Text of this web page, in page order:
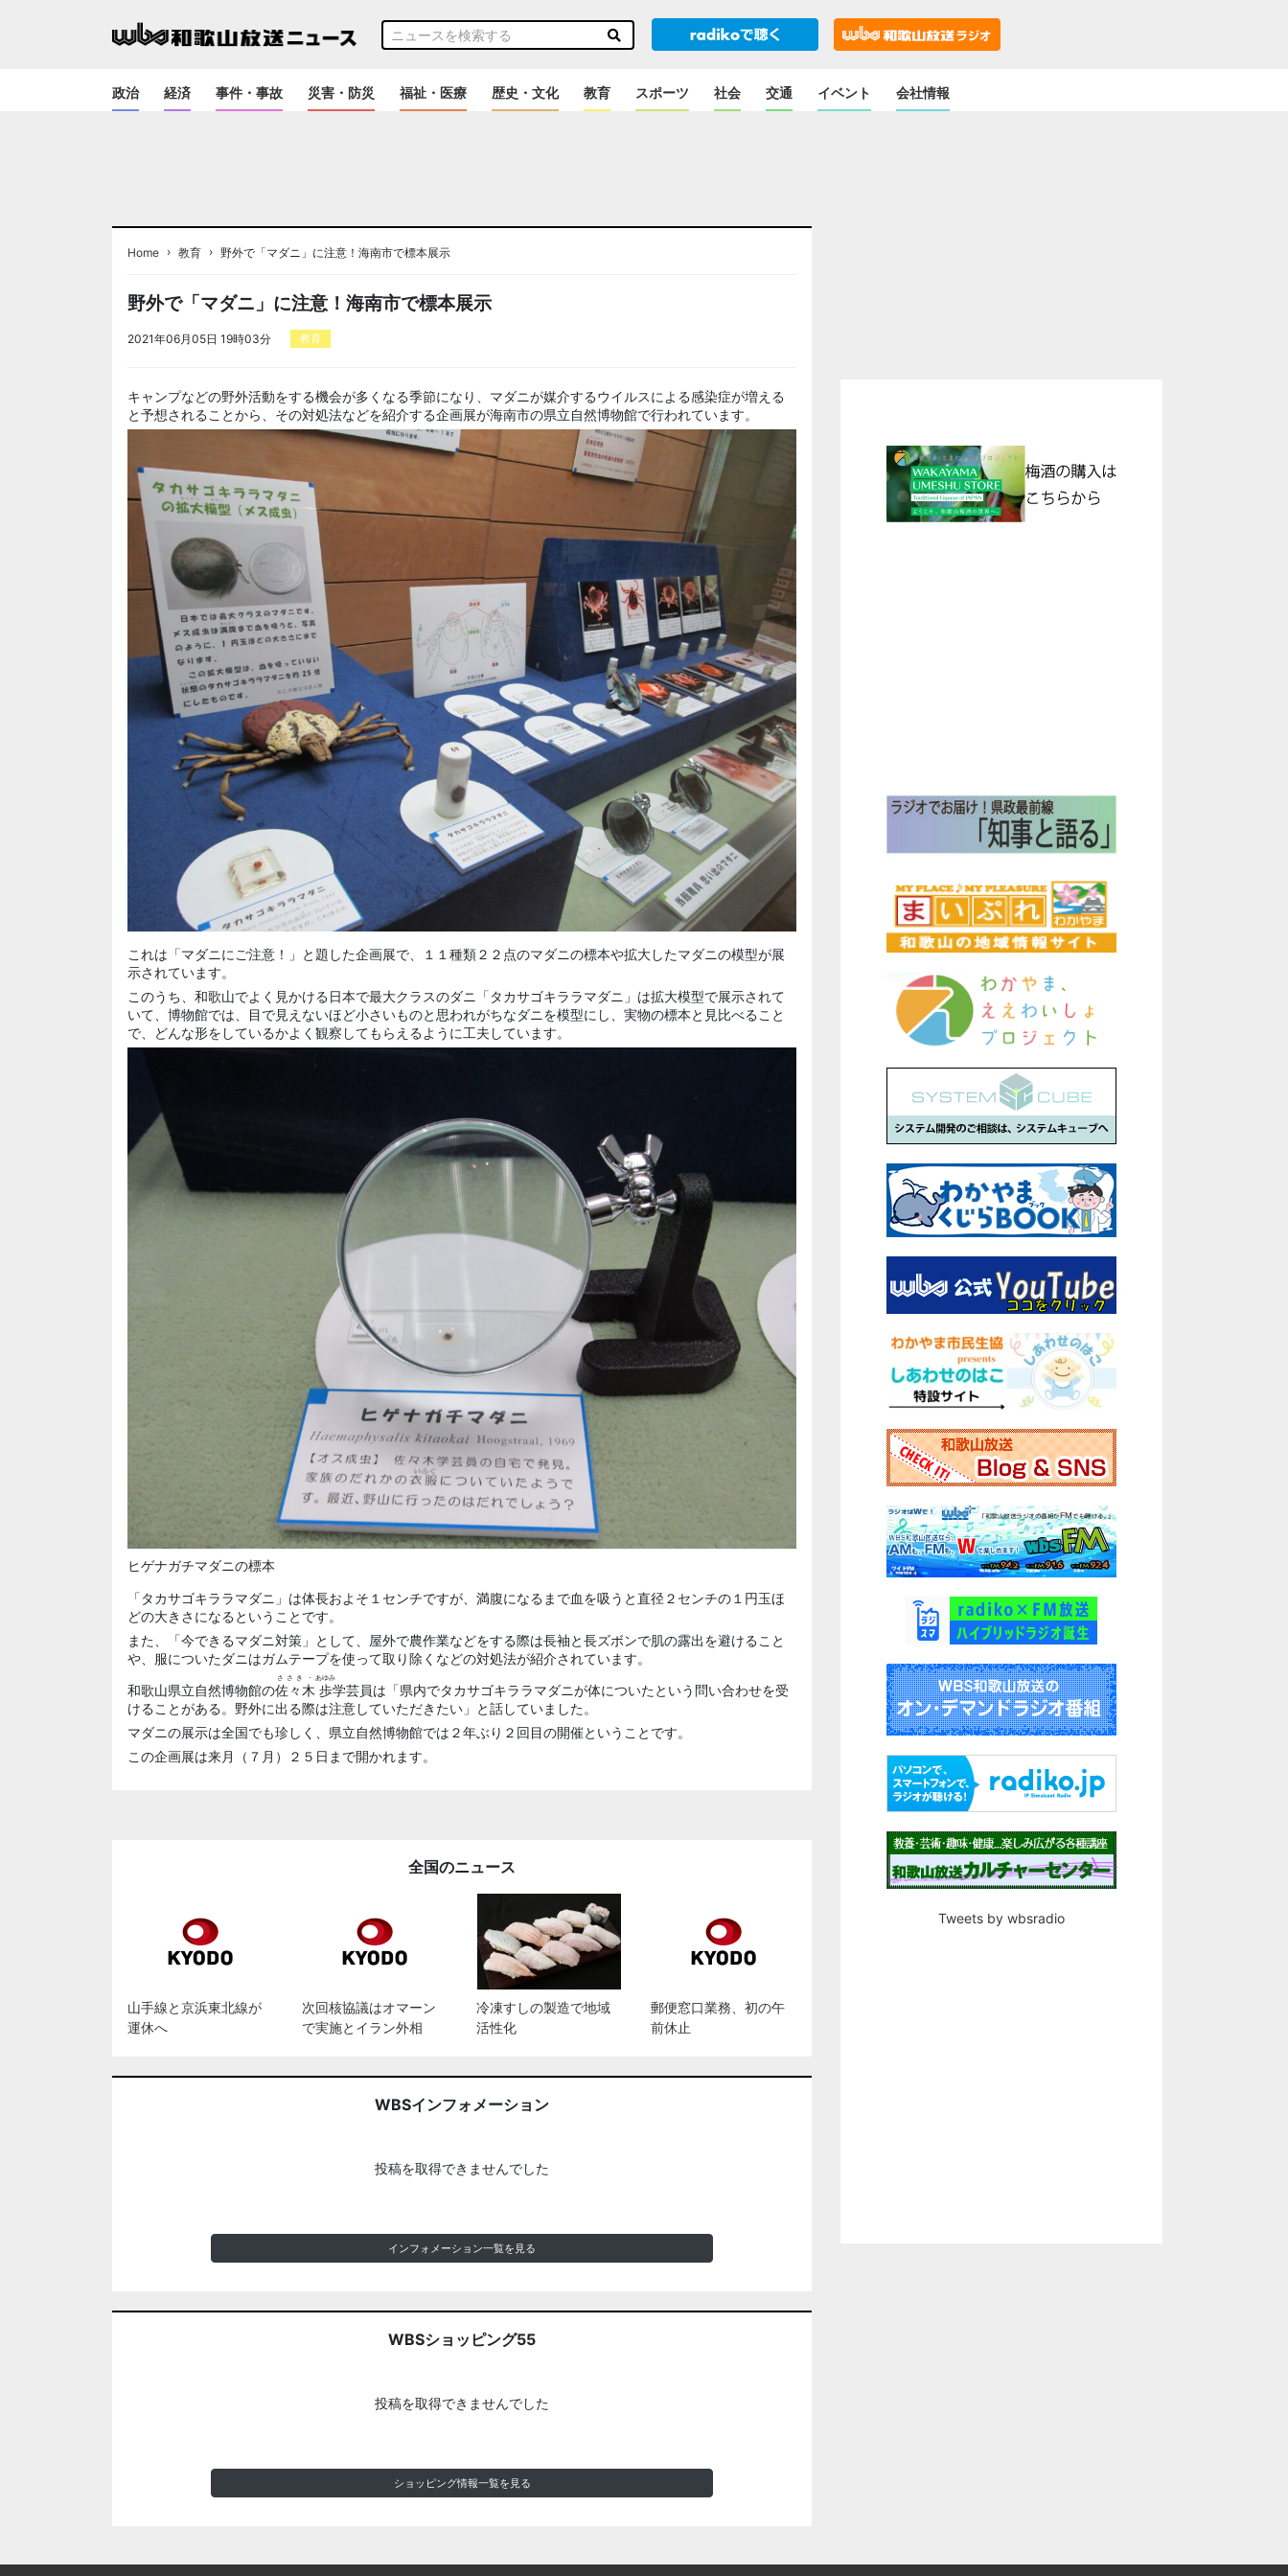
政治 経済 事件・事故 災害・防災 福祉・医療 歴史・文化 教育 スポーツ 社会 交通 イベント 会社情報
Home › 教育 › 野外で「マダニ」に注意！海南市で標本展示
野外で「マダニ」に注意！海南市で標本展示
2021年06月05日 19時03分 教育
キャンプなどの野外活動をする機会が多くなる季節になり、マダニが媒介するウイルスによる感染症が増える
と予想されることから、その対処法などを紹介する企画展が海南市の県立自然博物館で行われています。
これは「マダニにご注意！」と題した企画展で、１１種類２２点のマダニの標本や拡大したマダニの模型が展
示されています。
このうち、和歌山でよく見かける日本で最大クラスのダニ「タカサゴキララマダニ」は拡大模型で展示されて
いて、博物館では、目で見えないほど小さいものと思われがちなダニを模型にし、実物の標本と見比べること
で、どんな形をしているかよく観察してもらえるように工夫しています。
ヒゲナガチマダニの標本
「タカサゴキララマダニ」は体長およそ１センチですが、満腹になるまで血を吸うと直径２センチの１円玉ほ
どの大きさになるということです。
また、「今できるマダニ対策」として、屋外で農作業などをする際は長袖と長ズボンで肌の露出を避けること
や、服についたダニはガムテープを使って取り除くなどの対処法が紹介されています。
和歌山県立自然博物館の佐々木
ささき・
歩
あゆみ
学芸員は「県内でタカサゴキララマダニが体についたという問い合わせを受
けることがある。野外に出る際は注意していただきたい」と話していました。
マダニの展示は全国でも珍しく、県立自然博物館では２年ぶり２回目の開催ということです。
この企画展は来月（７月）２５日まで開かれます。
全国のニュース
山手線と京浜東北線が
運休へ
次回核協議はオマーン
で実施とイラン外相
冷凍すしの製造で地域
活性化
郵便窓口業務、初の午
前休止
WBSインフォメーション
投稿を取得できませんでした
インフォメーション一覧を見る
WBSショッピング55
投稿を取得できませんでした
ショッピング情報一覧を見る
Tweets by wbsradio